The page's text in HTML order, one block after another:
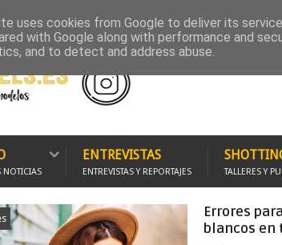
GALLERY GRUPO WHATSAPP GRUPO FACEBOOK
NOTICIAS
ENTREVISTAS
ENTREVISTAS Y REPORTAJES TALLERES Y
Errores
blancos en
uses cookies from Google to deliver its
with Google along with performance and
and to detect and address abuse.